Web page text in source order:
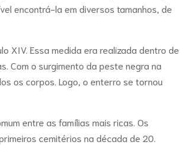
encontrá-la em diversos tamanhos, de
XIV. Essa medida era realizada dentro de
Com o surgimento da peste negra na
os corpos. Logo, o enterro se tornou
entre as famílias mais ricas. Os
cemitérios na década de 20.